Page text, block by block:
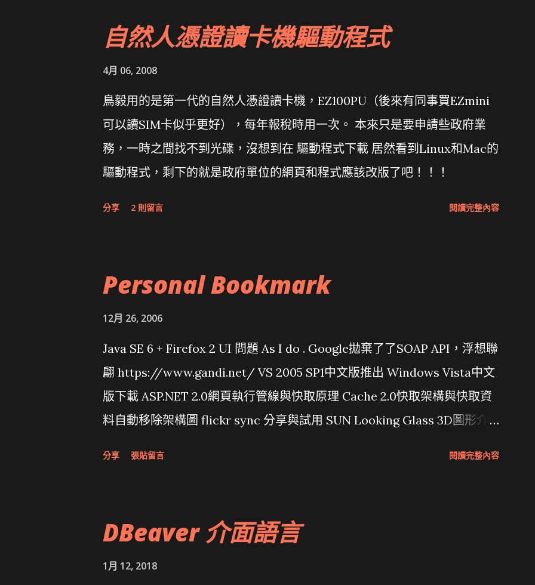
自然人憑證讀卡機驅動程式
4月 06, 2008
鳥毅用的是第一代的自然人憑證讀卡機，EZ100PU（後來有同事買EZmini
可以讀SIM卡似乎更好），每年報稅時用一次。 本來只是要申請些政府業
務，一時之間找不到光碟，沒想到在 驅動程式下載 居然看到Linux和Mac的
驅動程式，剩下的就是政府單位的網頁和程式應該改版了吧！！！
分享 2 則留言 閱讀完整內容
Personal Bookmark
12月 26, 2006
Java SE 6 + Firefox 2 UI 問題 As I do . Google拋棄了了SOAP API，浮想聯
翩 https://www.gandi.net/ VS 2005 SP1中文版推出 Windows Vista中文
版下載 ASP.NET 2.0網頁執行管線與快取原理 Cache 2.0快取架構與快取資
料自動移除架構圖 flickr sync 分享與試用 SUN Looking Glass 3D圖形介
分享 張貼留言 閱讀完整內容
DBeaver 介面語言
1月 12, 2018